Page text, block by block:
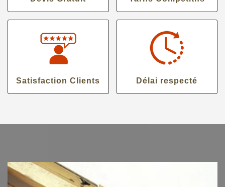
Satisfaction Clients Délai respecté